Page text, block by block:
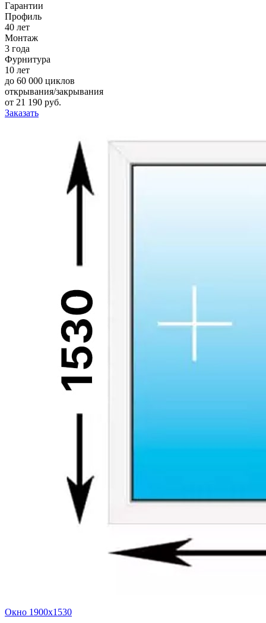
Гарантии
Профиль
40 лет
Монтаж
3 года
Фурнитура
10 лет
до 60 000 циклов
открывания/закрывания
от 21 190 pуб.
Заказать
Окно 1900x1530